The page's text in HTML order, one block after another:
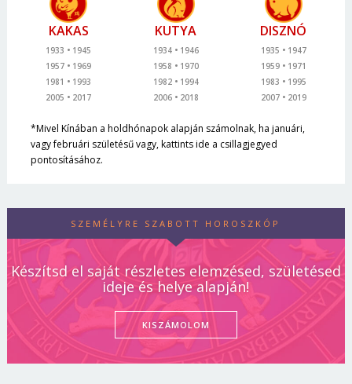
KAKAS
1933
1945
1957
1969
1981
1993
2005
2017
KUTYA
1934
1946
1958
1970
1982
1994
2006
2018
DISZNÓ
1935
1947
1959
1971
1983
1995
2007
2019
*Mivel Kínában a holdhónapok alapján számolnak, ha januári,
vagy februári születésű vagy, kattints ide a csillagjegyed
pontosításához.
SZEMÉLYRE SZABOTT HOROSZKÓP
Készítsd el saját részletes elemzésed, születésed
ideje és helye alapján!
KISZÁMOLOM